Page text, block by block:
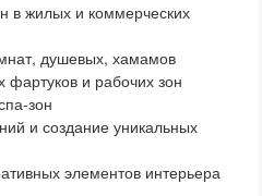
в жилых и коммерческих
душевых, хамамов
фартуков и рабочих зон
зон
и создание уникальных
элементов интерьера